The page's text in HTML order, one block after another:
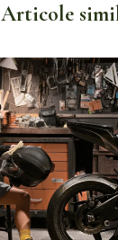
Articole